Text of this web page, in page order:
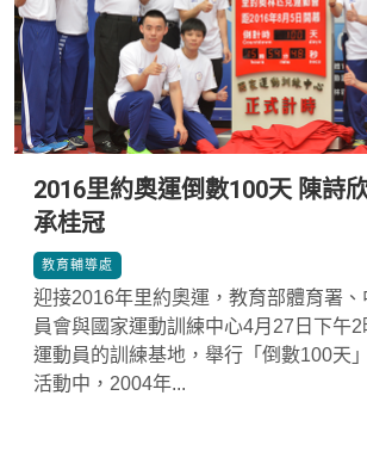
2016里約奧運倒數100天 陳詩
承桂冠
教育輔導處 *
迎接2016年里約奧運，教育部體育署
員會與國家運動訓練中心4月27日下午
運動員的訓練基地，舉行「倒數100天
活動中，2004年...